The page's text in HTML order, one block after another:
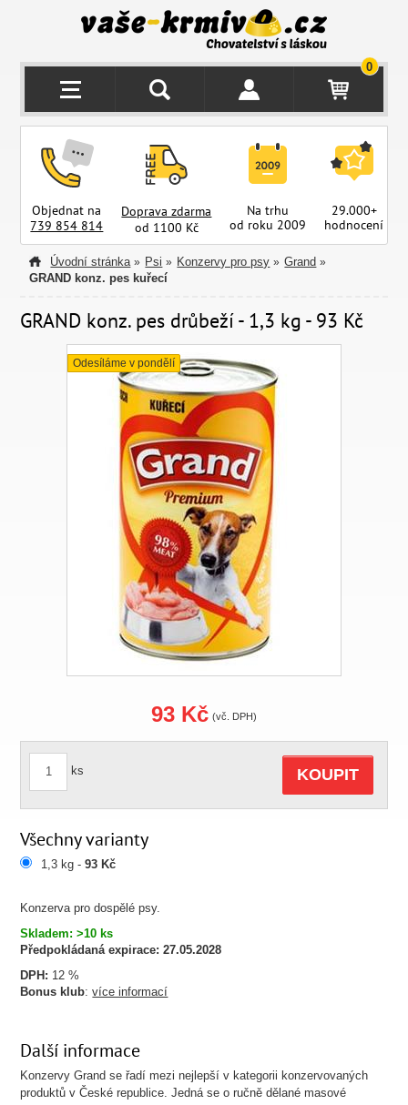
0
Objednat na
739 854 814
Doprava zdarma
od 1100 Kč
Na trhu
od roku 2009
29.000+
hodnocení
Úvodní stránka » Psi » Konzervy pro psy » Grand »
GRAND konz. pes kuřecí
GRAND konz. pes drůbeží - 1,3 kg - 93 Kč
Odesíláme v pondělí
Konzerva pro dospělé psy.
Skladem: >10 ks
Předpokládaná expirace: 27.05.2028
DPH: 12 %
Bonus klub:více informací
93 Kč (vč. DPH)
ks KOUPIT
Všechny varianty
1,3 kg -93 Kč
Další informace
Konzervy Grand se řadí mezi nejlepší v kategorii konzervovaných
produktů v České republice. Jedná se o ručně dělané masové